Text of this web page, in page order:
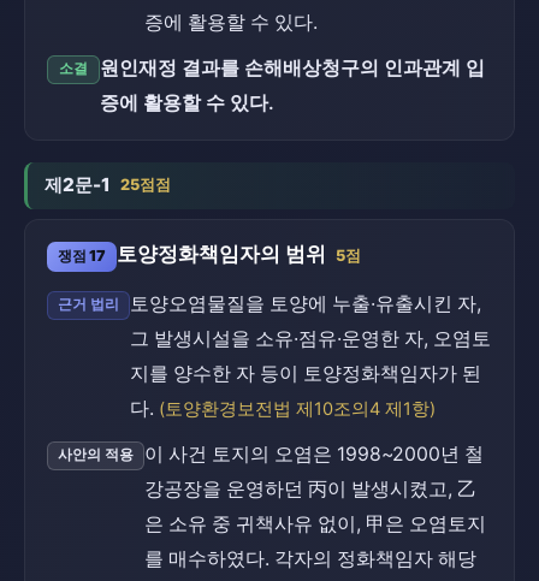
증에 활용할 수 있다.
소결
원인재정 결과를 손해배상청구의 인과관계 입
증에 활용할 수 있다.
제2문-1 25점점
쟁점 17 토양정화책임자의 범위 5점
근거 법리
토양오염물질을 토양에 누출·유출시킨 자,
그 발생시설을 소유·점유·운영한 자, 오염토
지를 양수한 자 등이 토양정화책임자가 된
다. (토양환경보전법 제10조의4 제1항)
사안의 적용
이 사건 토지의 오염은 1998~2000년 철
강공장을 운영하던 丙이 발생시켰고, 乙
은 소유 중 귀책사유 없이, 甲은 오염토지
를 매수하였다. 각자의 정화책임자 해당